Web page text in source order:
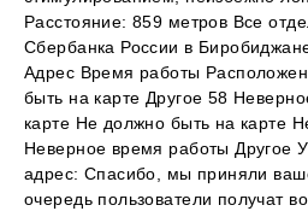
Расстояние: 859 метров Все
Сбербанка России в
Адрес Время работы
быть на карте Другое 58
карте Не должно быть на карте
Неверное время работы Другое
адрес: Спасибо, мы приняли
очередь пользователи получат